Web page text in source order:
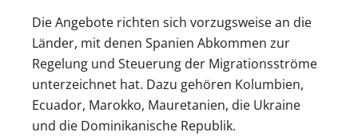
Die Angebote richten sich vorzugsweise an die
Länder, mit denen Spanien Abkommen zur
Regelung und Steuerung der Migrationsströme
unterzeichnet hat. Dazu gehören Kolumbien,
Ecuador, Marokko, Mauretanien, die Ukraine
und die Dominikanische Republik.